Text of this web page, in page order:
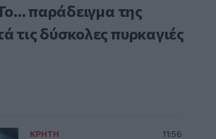
παράδειγμα της
τις δύσκολες πυρκαγιές
ΚΡΗΤΗ 11:56